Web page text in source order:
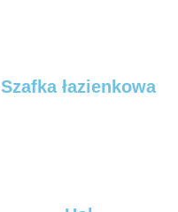
Szafka łazienkowa